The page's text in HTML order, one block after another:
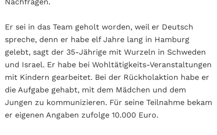
Er sei in das Team geholt worden, weil er Deutsch
spreche, denn er habe elf Jahre lang in Hamburg
gelebt, sagt der 35-Jährige mit Wurzeln in Schweden
und Israel. Er habe bei Wohltätigkeits-Veranstaltungen
mit Kindern gearbeitet. Bei der Rückholaktion habe er
die Aufgabe gehabt, mit dem Mädchen und dem
Jungen zu kommunizieren. Für seine Teilnahme bekam
er eigenen Angaben zufolge 10.000 Euro.